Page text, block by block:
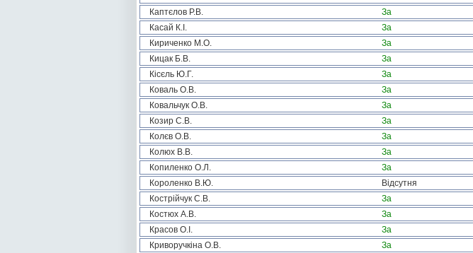
Каптєлов Р.В.
За
Касай К.І.
За
Кириченко М.О.
За
Кицак Б.В.
За
Кісєль Ю.Г.
За
Коваль О.В.
За
Ковальчук О.В.
За
Козир С.В.
За
Колєв О.В.
За
Колюх В.В.
За
Копиленко О.Л.
За
Короленко В.Ю.
Відсутня
Кострійчук С.В.
За
Костюх А.В.
За
Красов О.І.
За
Криворучкіна О.В.
За